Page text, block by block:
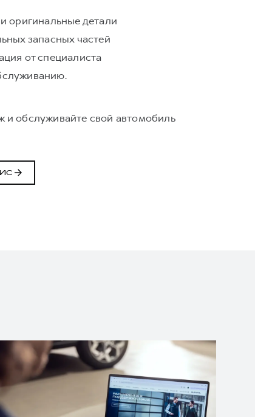
оригинальные детали
запасных частей
от специалиста
и обслуживайте свой автомобиль